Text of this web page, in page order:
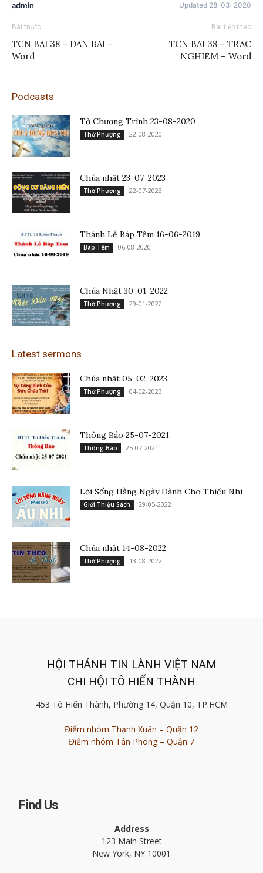
admin Updated 28-03-2020
Bài trước
TCN BAI 38 – DAN BAI –
Word
Bài tiếp theo
TCN BAI 38 – TRAC
NGHIEM – Word
Podcasts
Tờ Chương Trình 23-08-2020
Thờ Phượng 22-08-2020
Chúa nhật 23-07-2023
Thờ Phượng 22-07-2023
Thánh Lễ Báp Têm 16-06-2019
Báp Têm 06-08-2020
Chúa Nhật 30-01-2022
Thờ Phượng 29-01-2022
Latest sermons
Chúa nhật 05-02-2023
Thờ Phượng 04-02-2023
Thông Báo 25-07-2021
Thông Báo 25-07-2021
Lời Sống Hằng Ngày Dành Cho Thiếu Nhi
Giới Thiệu Sách 29-05-2022
Chúa nhật 14-08-2022
Thờ Phượng 13-08-2022
HỘI THÁNH TIN LÀNH VIỆT NAM
CHI HỘI TÔ HIẾN THÀNH
453 Tô Hiến Thành, Phường 14, Quận 10, TP.HCM
Điểm nhóm Thạnh Xuân – Quận 12
Điểm nhóm Tân Phong – Quận 7
Find Us
Address
123 Main Street
New York, NY 10001